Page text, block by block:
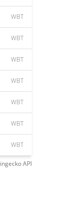
WBT
WBT
WBT
WBT
WBT
WBT
WBT
API